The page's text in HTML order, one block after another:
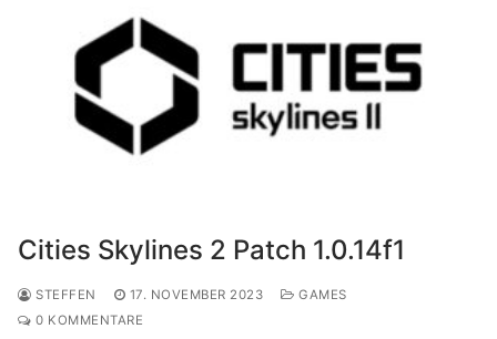
Cities Skylines 2 Patch 1.0.14f1
STEFFEN 17. NOVEMBER 2023
GAMES
0 KOMMENTARE